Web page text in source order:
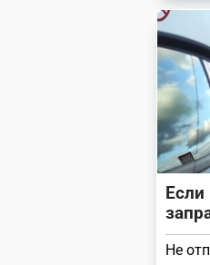
Если
Не